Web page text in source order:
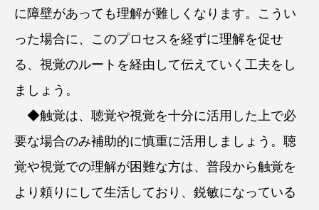
に障壁があっても理解が難しくなります。こうい
った場合に、このプロセスを経ずに理解を促せ
る、視覚のルートを経由して伝えていく工夫をし
ましょう。
◆触覚は、聴覚や視覚を十分に活用した上で必
要な場合のみ補助的に慎重に活用しましょう。聴
覚や視覚での理解が困難な方は、普段から触覚を
より頼りにして生活しており、鋭敏になっている